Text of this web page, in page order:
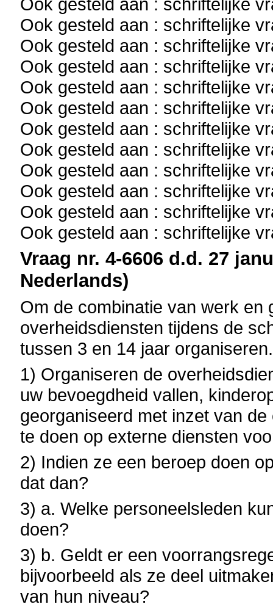
Ook gesteld aan : schriftelijke
Ook gesteld aan : schriftelijke
Ook gesteld aan : schriftelijke
Ook gesteld aan : schriftelijke
Ook gesteld aan : schriftelijke
Ook gesteld aan : schriftelijke
Ook gesteld aan : schriftelijke
Ook gesteld aan : schriftelijke
Ook gesteld aan : schriftelijke
Ook gesteld aan : schriftelijke
Ook gesteld aan : schriftelijke
Vraag nr. 4-6606 d.d. 27
Nederlands)
Om de combinatie van werk
overheidsdiensten tijdens de
tussen 3 en 14 jaar organiseren.
1) Organiseren de
uw bevoegdheid vallen,
georganiseerd met inzet van
te doen op externe diensten
2) Indien ze een beroep doen
dat dan?
3) a. Welke personeelsleden
doen?
3) b. Geldt er een
bijvoorbeeld als ze deel
van hun niveau?